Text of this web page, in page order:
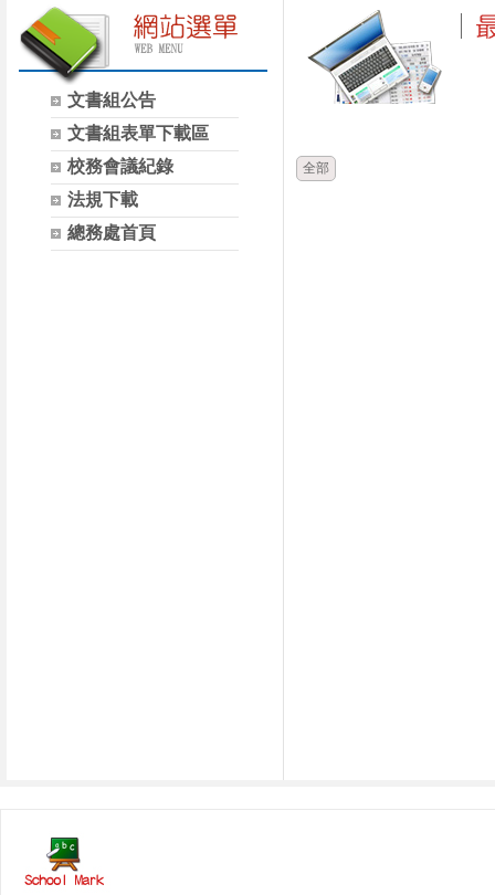
文書組公告
文書組表單下載區
校務會議紀錄
法規下載
總務處首頁
全部